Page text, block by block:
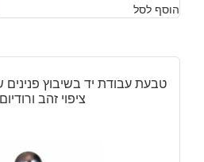
המקורי
היה:
₪630.
הנוכחי
הוא:
₪490.
הוסף לסל
טבעת עבודת יד בשיבוץ
ציפוי זהב